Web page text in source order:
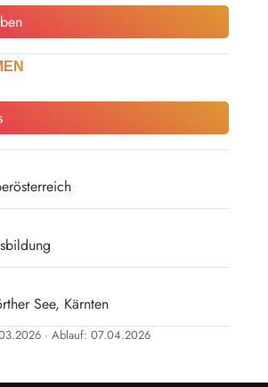
See, Kärnten
· Ablauf: 07.04.2026